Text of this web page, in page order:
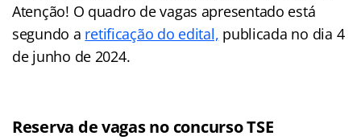
Atenção! O quadro de vagas apresentado está
segundo a retificação do edital, publicada no dia 4
de junho de 2024.
Reserva de vagas no concurso TSE